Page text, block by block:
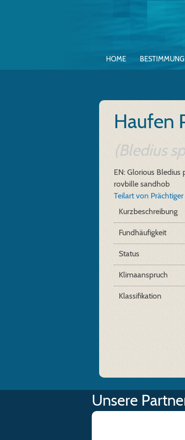
HOME BESTIMMUNG
Haufen
(Bledius
EN: Glorious Bledius
rovbille sandhob
Teilart von
Kurzbeschreibung
Fundhäufigkeit
Status
Klimaanspruch
Klassifikation
Unsere